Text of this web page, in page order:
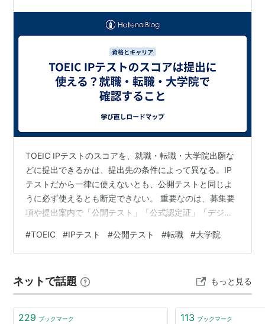
TOEIC IPテストのスコアを、就職・転職・大学院出願な
どに提出できるかは、提出先の条件によって異なる。IP
テストだから一律に使えないとも、公開テストと同じよ
うに必ず使えるとも断定できない。 重要なのは、募集要
項や提出案内で「公開テスト」「公式認定証」「デジタ
るかを確認することだ。 本記事では、2026年7月20日時
点のIIBC公式情報を基に、提出前の確認手順を整理す
確認してほしい。 この記事の要点 IPテストの提出可否
は、企業・学校・制度ごとに異なる 公開テストでは公式
認定証とデジタル公式認…
#TOEIC #IPテスト #公開テスト #転職 #大学院
ネットで話題 もっと見る
229 ブックマーク 113 ブックマーク